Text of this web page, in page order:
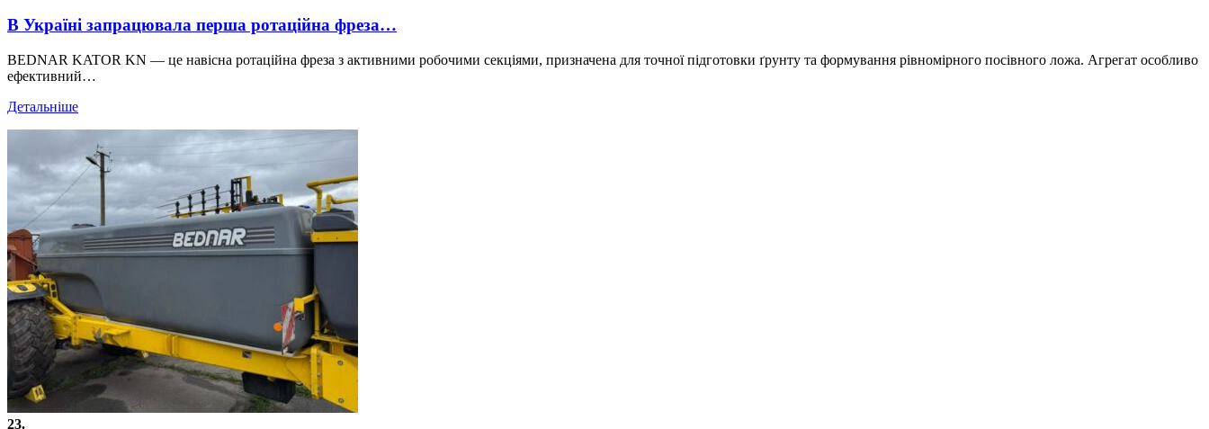
В Україні запрацювала перша ротаційна фреза…
BEDNAR KATOR KN — це навісна ротаційна фреза з активними робочими секціями, призначена для точної підготовки ґрунту та формування рівномірного посівного ложа. Агрегат особливо
ефективний…
Детальніше
23.